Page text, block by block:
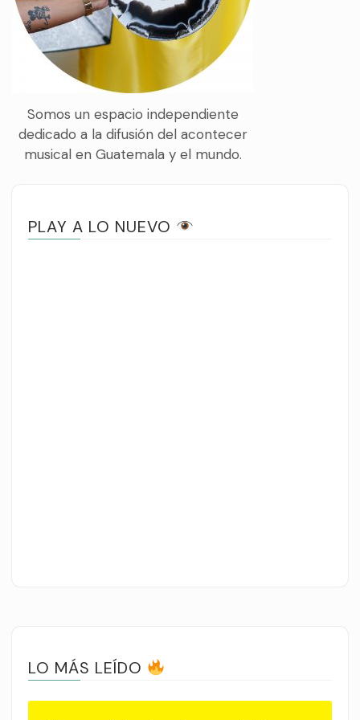
Somos un espacio independiente
dedicado a la difusión del acontecer
musical en Guatemala y el mundo.
PLAY A LO NUEVO
LO MÁS LEÍDO